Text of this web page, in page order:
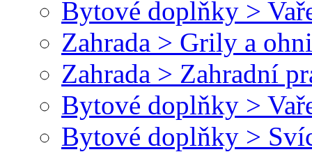
Bytové doplňky >
Zahrada > Grily a
Zahrada > Zahradní
Bytové doplňky >
Bytové doplňky >